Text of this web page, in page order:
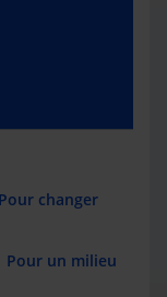
changer
Pour un milieu